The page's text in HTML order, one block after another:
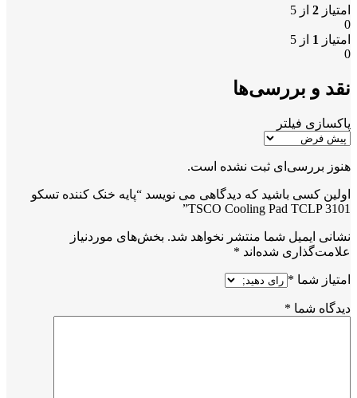
امتیاز 2 از 5
0
امتیاز 1 از 5
0
نقد و بررسی‌ها
پاکسازی فیلتر
هنوز بررسی‌ای ثبت نشده است.
اولین کسی باشید که دیدگاهی می نویسد “پایه خنک کننده تسکو
TSCO Cooling Pad TCLP 3101”
نشانی ایمیل شما منتشر نخواهد شد. بخش‌های موردنیاز
علامت‌گذاری شده‌اند *
امتیاز شما *
دیدگاه شما *